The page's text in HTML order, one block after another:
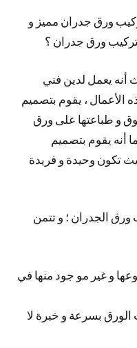
ورق جدران مميز و
ورق جدران ؟
أنه يعمل لدين فني
الأعمال ، يقوم بتصميم
و طباعتها على ورق
أنه يقوم بتصميم
تكون وحيدة و فريدة
ورق الجدران ؛ و تتمن
و غير مو جود منها في
بسرعة و خبرة لا